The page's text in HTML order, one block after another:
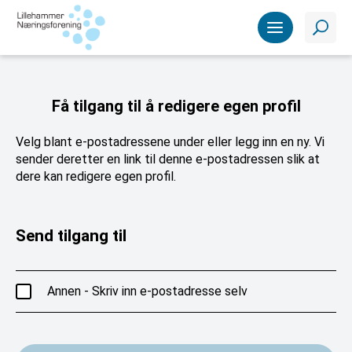
Få tilgang til å redigere egen profil
Velg blant e-postadressene under eller legg inn en ny. Vi
sender deretter en link til denne e-postadressen slik at
dere kan redigere egen profil.
Send tilgang til
Annen - Skriv inn e-postadresse selv